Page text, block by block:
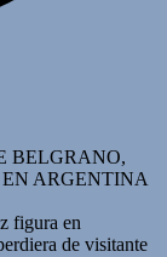
BELGRANO,
ARGENTINA
figura en
de visitante